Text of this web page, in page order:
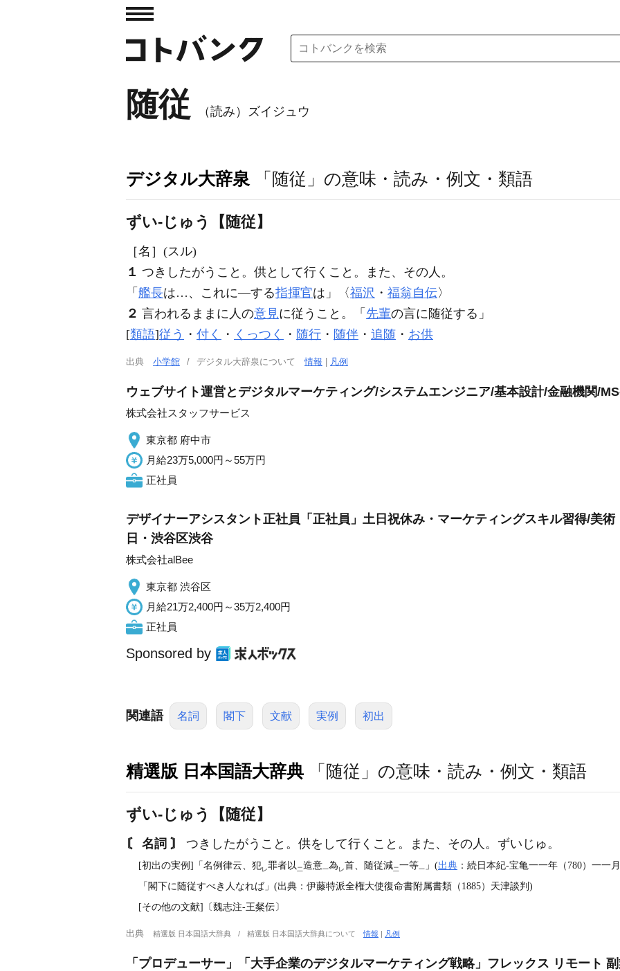
随従 （読み）ズイジュウ
デジタル大辞泉 「随従」の意味・読み・例文・類語
ずい‐じゅう【随従】
［名］ (スル)
１ つきしたがうこと。供として行くこと。また、その人。
「 艦長は…、これに―する指揮官は」〈福沢 ・ 福翁自伝〉
２ 言われるままに人の意見に従うこと。「 先輩の言に随従する」
[類語]従う ・ 付く ・ くっつく ・ 随行 ・ 随伴 ・ 追随 ・ お供
出典 小学館 デジタル大辞泉について情報 凡例
ウェブサイト運営とデジタルマーケティング/システムエンジニア/基本設計/金融機関/
株式会社スタッフサービス
東京都 府中市
月給23万5,000円～55万円
正社員
デザイナーアシスタント正社員「正社員」土日祝休み・マーケティングスキル習得/美
日・渋谷区渋谷
株式会社alBee
東京都 渋谷区
月給21万2,400円～35万2,400円
正社員
Sponsored by
関連語 名詞 閣下 文献 実例 初出
精選版 日本国語大辞典 「随従」の意味・読み・例文・類語
ずい‐じゅう【随従】
〘 名詞 〙 つきしたがうこと。供をして行くこと。また、その人。ずいじゅ。
[初出の実例]「名例律云、犯レ罪者以 二造意一為 レ首、随従減二一等一 」(出典 ：続日本紀‐宝亀一一年（780）一一
「閣下に随従すべき人なれば」(出典：伊藤特派全権大使復命書附属書類（1885）天津談判)
[その他の文献]〔魏志注‐王粲伝〕
出典 精選版 日本国語大辞典 精選版 日本国語大辞典について情報 | 凡例
「プロデューサー」「大手企業のデジタルマーケティング戦略」フレックス リモート